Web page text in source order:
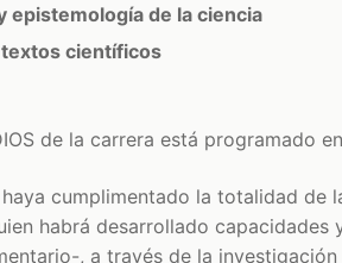
epistemología de la ciencia
científicos
de la carrera está programado
cumplimentado la totalidad de
habrá desarrollado
, a través de la